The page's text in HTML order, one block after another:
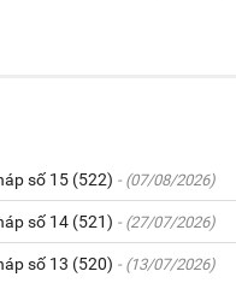
số 15 (522) - (07/08/2026)
số 14 (521) - (27/07/2026)
số 13 (520) - (13/07/2026)